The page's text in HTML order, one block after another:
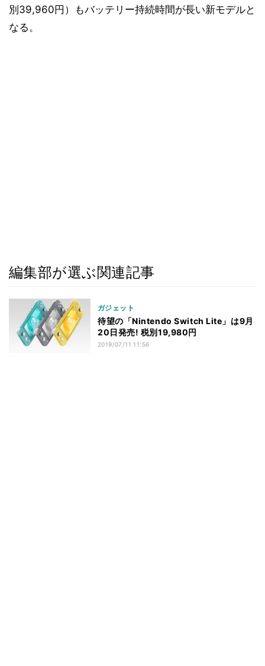
別39,960円）もバッテリー持続時間が長い新モデルと
なる。
編集部が選ぶ関連記事
ガジェット
待望の「Nintendo Switch Lite」は9月
20日発売! 税別19,980円
2019/07/11 11:56